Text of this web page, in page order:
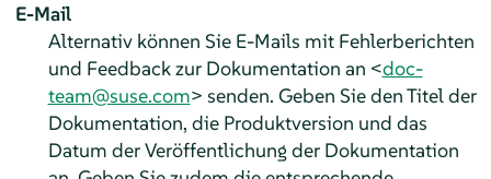
E-Mail
Alternativ können Sie E-Mails mit Fehlerberichten
und Feedback zur Dokumentation an <doc-
team@suse.com> senden. Geben Sie den Titel der
Dokumentation, die Produktversion und das
Datum der Veröffentlichung der Dokumentation